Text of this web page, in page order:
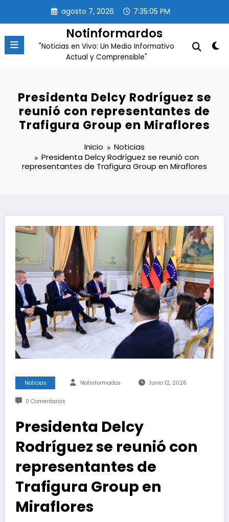
contenido
agosto 7, 2026 7:35:06 PM
Notinformardos
"Noticias en Vivo: Un Medio Informativo
Actual y Comprensible"
Presidenta Delcy Rodríguez se
reunió con representantes de
Trafigura Group en Miraflores
Inicio
Noticias
Presidenta Delcy Rodríguez se reunió con
representantes de Trafigura Group en Miraflores
Noticias Notinformados Junio 12, 2026
0 Comentarios
Presidenta Delcy
Rodríguez se reunió con
representantes de
Trafigura Group en
Miraflores